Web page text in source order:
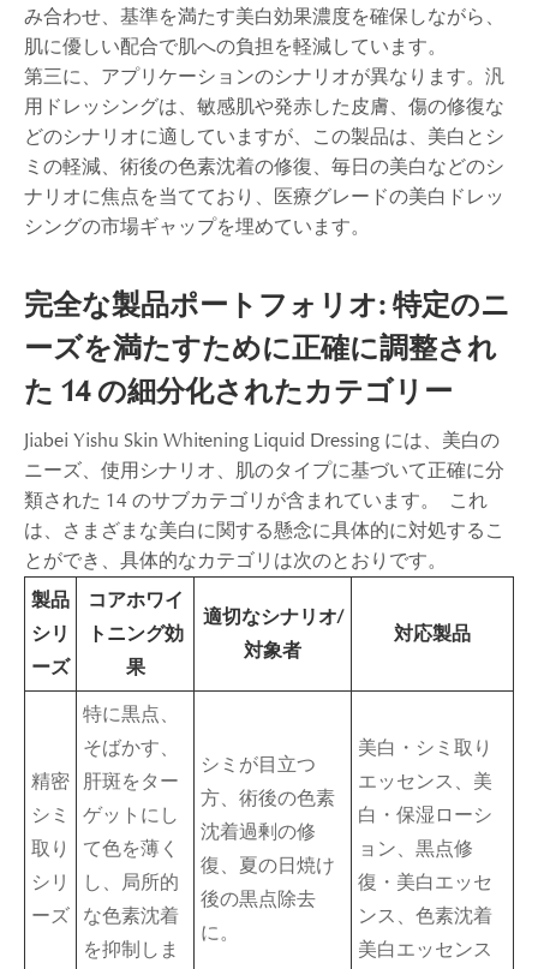
み合わせ、基準を満たす美白効果濃度を確保しながら、
肌に優しい配合で肌への負担を軽減しています。
第三に、アプリケーションのシナリオが異なります。汎
用ドレッシングは、敏感肌や発赤した皮膚、傷の修復な
どのシナリオに適していますが、この製品は、美白とシ
ミの軽減、術後の色素沈着の修復、毎日の美白などのシ
ナリオに焦点を当てており、医療グレードの美白ドレッ
シングの市場ギャップを埋めています。
完全な製品ポートフォリオ: 特定のニ
ーズを満たすために正確に調整され
た 14 の細分化されたカテゴリー
Jiabei Yishu Skin Whitening Liquid Dressing には、美白の
ニーズ、使用シナリオ、肌のタイプに基づいて正確に分
類された 14 のサブカテゴリが含まれています。 これ
は、さまざまな美白に関する懸念に具体的に対処するこ
とができ、具体的なカテゴリは次のとおりです。
製品
シリ
ーズ
コアホワイ
トニング効
果
適切なシナリオ/
対象者
対応製品
精密
シミ
取り
シリ
ーズ
特に黒点、
そばかす、
肝斑をター
ゲットにし
て色を薄く
し、局所的
な色素沈着
を抑制しま
シミが目立つ
方、術後の色素
沈着過剰の修
復、夏の日焼け
後の黒点除去
に。
美白・シミ取り
エッセンス、美
白・保湿ローシ
ョン、黒点修
復・美白エッセ
ンス、色素沈着
美白エッセンス